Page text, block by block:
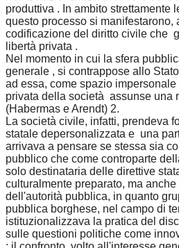
produttiva . In ambito strettamente
questo processo si manifestarono,
codificazione del diritto civile che
libertà privata .
Nel momento in cui la sfera
generale , si contrappose allo
ad essa, come spazio
privata della società assunse una
(Habermas e Arendt) 2.
La società civile, infatti, prendeva
statale depersonalizzata e una
arrivava a pensare se stessa sia
pubblico che come controparte
solo destinataria delle direttive
culturalmente preparato, ma
dell'autorità pubblica, in quanto
pubblica borghese, nel campo di
istituzionalizzava la pratica del
sulle questioni politiche come